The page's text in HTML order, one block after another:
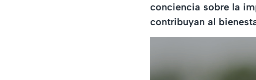
conciencia sobre la
contribuyan al